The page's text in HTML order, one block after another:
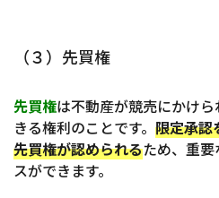
（３）先買権
先買権は不動産が競売にかけ
きる権利のことです。 限定承認
先買権が認められるため、重
スができます。